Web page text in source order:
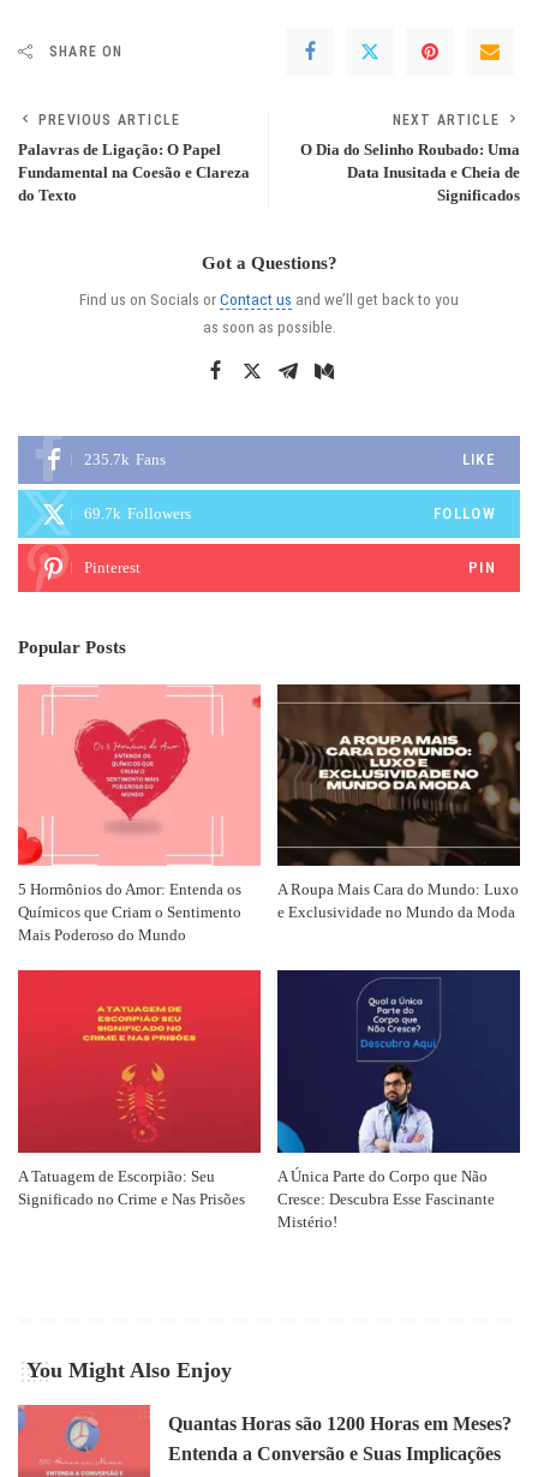
SHARE ON
PREVIOUS ARTICLE
Palavras de Ligação: O Papel
Fundamental na Coesão e Clareza
do Texto
NEXT ARTICLE
O Dia do Selinho Roubado: Uma
Data Inusitada e Cheia de
Significados
Got a Questions?
Find us on Socials orContact us and we’ll get back to you
as soon as possible.
235.7k Fans LIKE
69.7k Followers FOLLOW
Pinterest PIN
Popular Posts
5 Hormônios do Amor: Entenda os
Químicos que Criam o Sentimento
Mais Poderoso do Mundo
A Roupa Mais Cara do Mundo: Luxo
e Exclusividade no Mundo da Moda
A Tatuagem de Escorpião: Seu
Significado no Crime e Nas Prisões
A Única Parte do Corpo que Não
Cresce: Descubra Esse Fascinante
Mistério!
You Might Also Enjoy
Quantas Horas são 1200 Horas em Meses?
Entenda a Conversão e Suas Implicações